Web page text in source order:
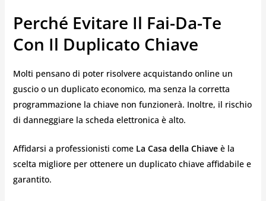
Perché Evitare Il Fai-Da-Te
Con Il Duplicato Chiave
Molti pensano di poter risolvere acquistando online un
guscio o un duplicato economico, ma senza la corretta
programmazione la chiave non funzionerà. Inoltre, il rischio
di danneggiare la scheda elettronica è alto.
Affidarsi a professionisti come La Casa della Chiaveè la
scelta migliore per ottenere un duplicato chiave affidabile e
garantito.